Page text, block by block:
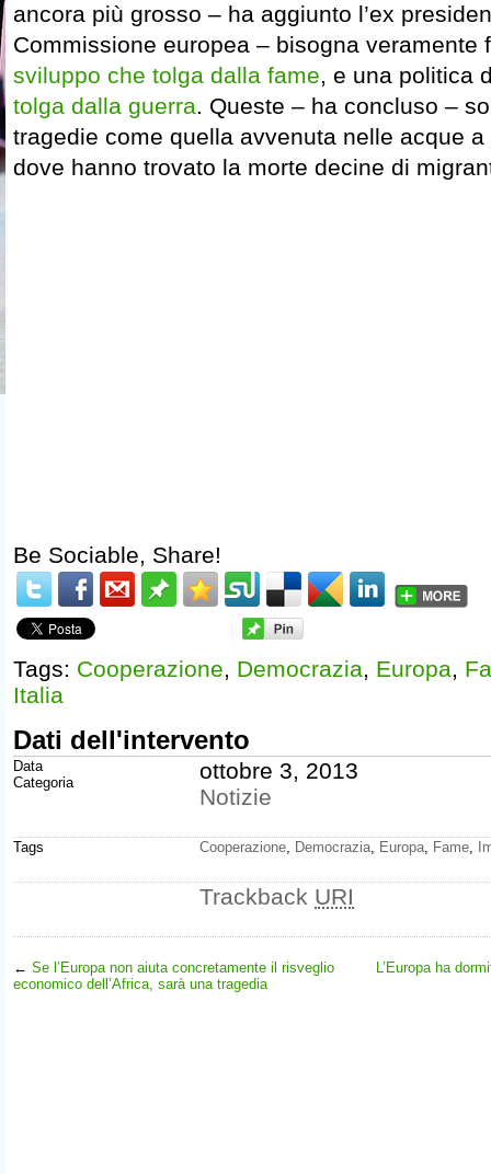
ancora più grosso – ha aggiunto l’ex
Commissione europea – bisogna veramente
sviluppo che tolga dalla fame, e una politica
tolga dalla guerra. Queste – ha concluso –
tragedie come quella avvenuta nelle acque
dove hanno trovato la morte decine di
Be Sociable, Share!
Tags: Cooperazione, Democrazia, Europa,
Italia
Dati dell'intervento
Data
Categoria
ottobre 3, 2013
Notizie
Tags Cooperazione, Democrazia, Europa, Fame,
Trackback URI
← Se l’Europa non aiuta concretamente il risveglio
economico dell’Africa, sarà una tragedia
L’Europa ha